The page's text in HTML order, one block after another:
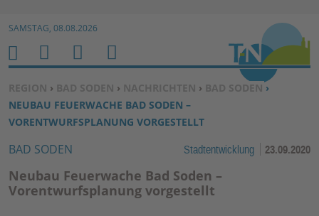
Zum Inhalt springen ↓
SAMSTAG, 08.08.2026
SIE BEFINDEN SICH HIER:
REGION › BAD SODEN › NACHRICHTEN › BAD SODEN ›
NEUBAU FEUERWACHE BAD SODEN –
VORENTWURFSPLANUNG VORGESTELLT
BAD SODEN Stadtentwicklung 23.09.2020
Neubau Feuerwache Bad Soden –
Vorentwurfsplanung vorgestellt
H
O
M
E
M
E
N
U
S
U
C
H
B
E
N
U
E
R